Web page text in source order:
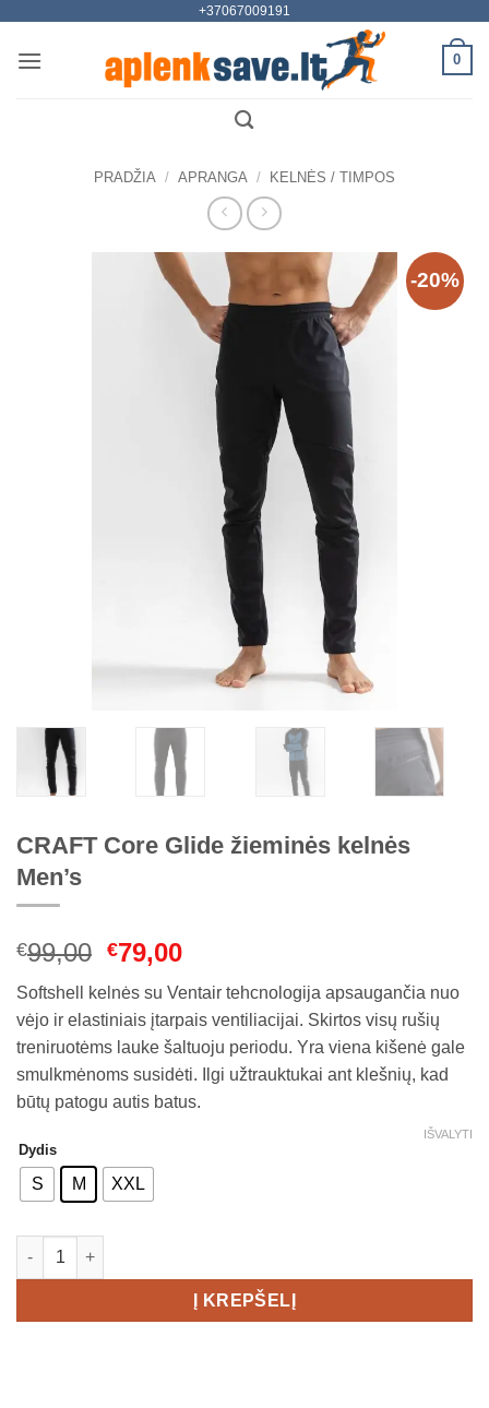
content
+37067009191
0
PRADŽIA / APRANGA / KELNĖS / TIMPOS
-20%
CRAFT Core Glide žieminės kelnės
Men’s
€99,00 Original
was:
€99,00.
€79,00Current
is:
€79,00.
Softshell kelnės su Ventair tehcnologija apsaugančia nuo
vėjo ir elastiniais įtarpais ventiliacijai. Skirtos visų rušių
treniruotėms lauke šaltuoju periodu. Yra viena kišenė gale
smulkmėnoms susidėti. Ilgi užtrauktukai ant klešnių, kad
būtų patogu autis batus.
Dydis
S M XXL
IŠVALYTI
produkto kiekis: CRAFT Core Glide žieminės kelnės Men's
Į KREPŠELĮ